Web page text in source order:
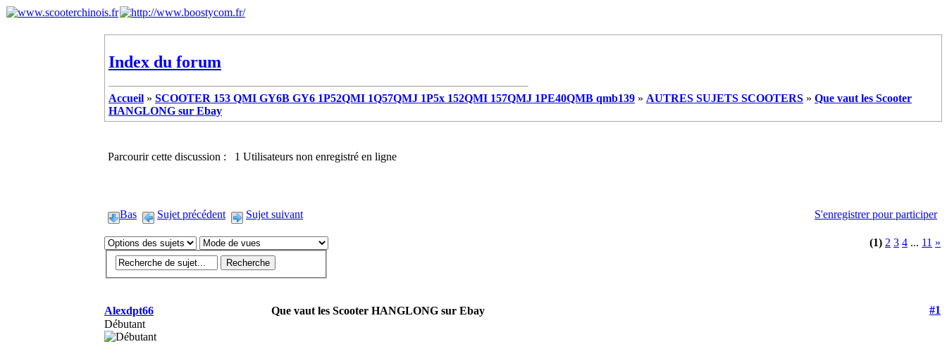
Index du forum
Accueil » SCOOTER 153 QMI GY6B GY6 1P52QMI 1Q57QMJ 1P5x 152QMI 157QMJ 1PE40QMB qmb139 » AUTRES SUJETS SCOOTERS » Que vaut les Scooter
HANGLONG sur Ebay
Parcourir cette discussion : 1 Utilisateurs non enregistré en ligne
Bas Sujet précédent Sujet suivant S'enregistrer pour participer
(1) 2 3 4 ... 11 »
Alexdpt66 Que vaut les Scooter HANGLONG sur Ebay
#1
Débutant